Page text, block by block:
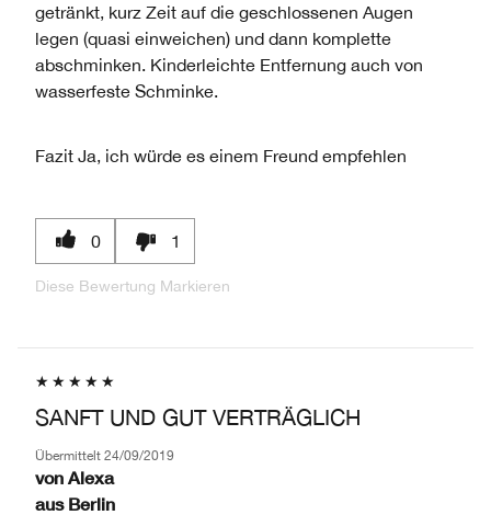
getränkt, kurz Zeit auf die geschlossenen Augen
legen (quasi einweichen) und dann komplette
abschminken. Kinderleichte Entfernung auch von
wasserfeste Schminke.
Fazit Ja, ich würde es einem Freund empfehlen
0 1
Diese Bewertung Markieren
SANFT UND GUT VERTRÄGLICH
Übermittelt 24/09/2019
von Alexa
aus Berlin